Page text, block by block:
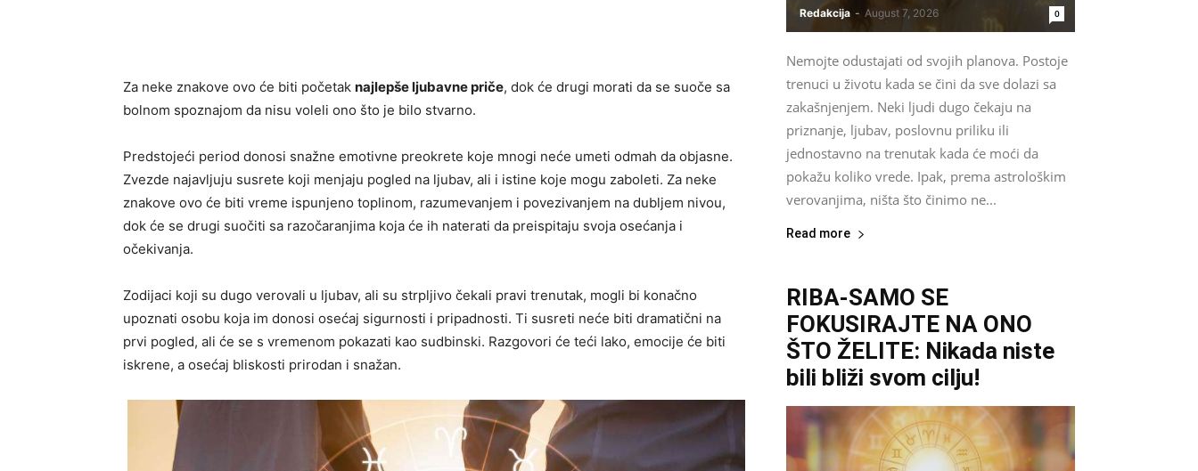
Za neke znakove ovo će biti početak najlepše ljubavne priče, dok će drugi morati da se suoče sa
bolnom spoznajom da nisu voleli ono što je bilo stvarno.
Predstojeći period donosi snažne emotivne preokrete koje mnogi neće umeti odmah da objasne.
Zvezde najavljuju susrete koji menjaju pogled na ljubav, ali i istine koje mogu zaboleti. Za neke
znakove ovo će biti vreme ispunjeno toplinom, razumevanjem i povezivanjem na dubljem nivou,
dok će se drugi suočiti sa razočaranjima koja će ih naterati da preispitaju svoja osećanja i
očekivanja.
Zodijaci koji su dugo verovali u ljubav, ali su strpljivo čekali pravi trenutak, mogli bi konačno
upoznati osobu koja im donosi osećaj sigurnosti i pripadnosti. Ti susreti neće biti dramatični na
prvi pogled, ali će se s vremenom pokazati kao sudbinski. Razgovori će teći lako, emocije će biti
iskrene, a osećaj bliskosti prirodan i snažan.
Redakcija - August 7, 2026 0
Nemojte odustajati od svojih planova. Postoje
trenuci u životu kada se čini da sve dolazi sa
zakašnjenjem. Neki ljudi dugo čekaju na
priznanje, ljubav, poslovnu priliku ili
jednostavno na trenutak kada će moći da
pokažu koliko vrede. Ipak, prema astrološkim
verovanjima, ništa što činimo ne...
Read more
RIBA-SAMO SE
FOKUSIRAJTE NA ONO
ŠTO ŽELITE: Nikada niste
bili bliži svom cilju!